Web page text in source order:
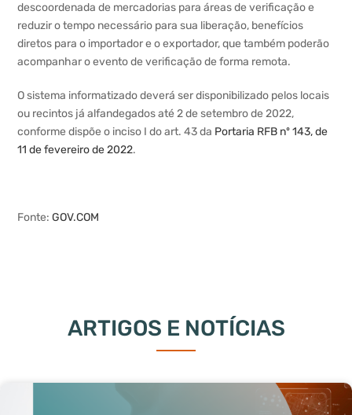
descoordenada de mercadorias para áreas de verificação e
reduzir o tempo necessário para sua liberação, benefícios
diretos para o importador e o exportador, que também poderão
acompanhar o evento de verificação de forma remota.
O sistema informatizado deverá ser disponibilizado pelos locais
ou recintos já alfandegados até 2 de setembro de 2022,
conforme dispõe o inciso I do art. 43 da Portaria RFB nº 143, de
11 de fevereiro de 2022.
Fonte:GOV.COM
ARTIGOS E NOTÍCIAS